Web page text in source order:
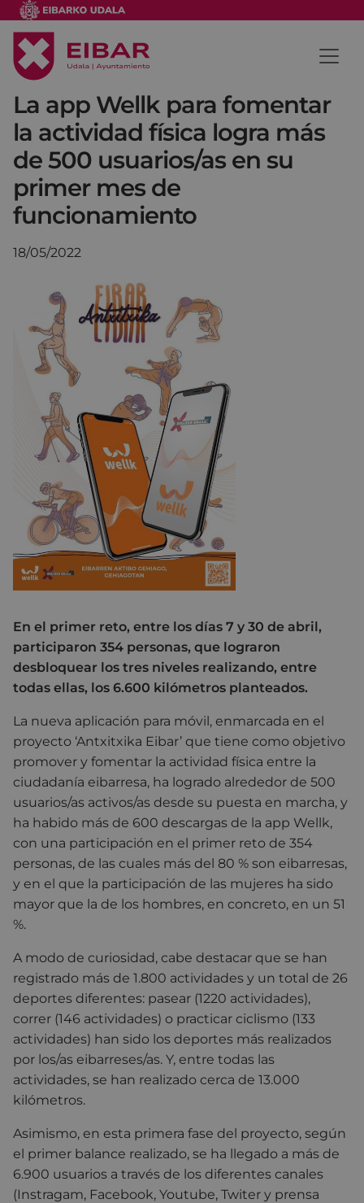
La app Wellk para fomentar
la actividad física logra más
de 500 usuarios/as en su
primer mes de
funcionamiento
18/05/2022
En el primer reto, entre los días 7 y 30 de abril,
participaron 354 personas, que lograron
desbloquear los tres niveles realizando, entre
todas ellas, los 6.600 kilómetros planteados.
La nueva aplicación para móvil, enmarcada en el
proyecto ‘Antxitxika Eibar’ que tiene como objetivo
promover y fomentar la actividad física entre la
ciudadanía eibarresa, ha logrado alrededor de 500
usuarios/as activos/as desde su puesta en marcha, y
ha habido más de 600 descargas de la app Wellk,
con una participación en el primer reto de 354
personas, de las cuales más del 80 % son eibarresas,
y en el que la participación de las mujeres ha sido
mayor que la de los hombres, en concreto, en un 51
%.
A modo de curiosidad, cabe destacar que se han
registrado más de 1.800 actividades y un total de 26
deportes diferentes: pasear (1220 actividades),
correr (146 actividades) o practicar ciclismo (133
actividades) han sido los deportes más realizados
por los/as eibarreses/as. Y, entre todas las
actividades, se han realizado cerca de 13.000
kilómetros.
Asimismo, en esta primera fase del proyecto, según
el primer balance realizado, se ha llegado a más de
6.900 usuarios a través de los diferentes canales
(Instragam, Facebook, Youtube, Twiter y prensa